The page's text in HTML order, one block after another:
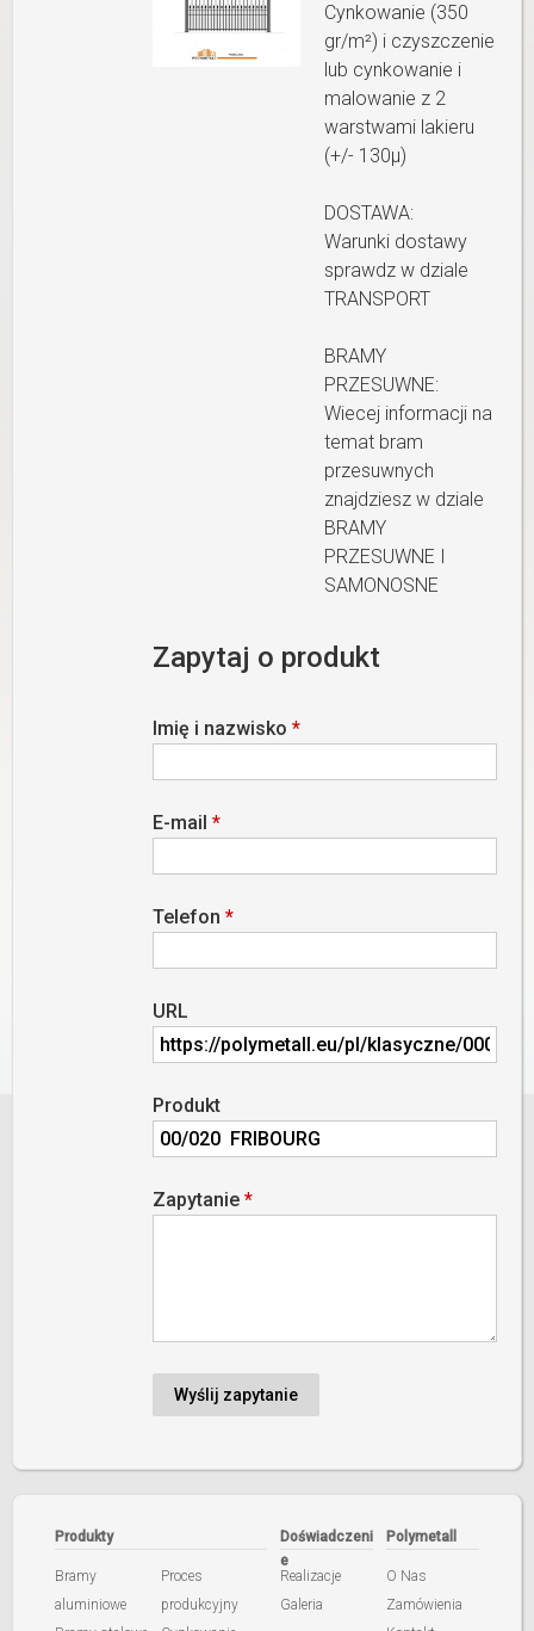
Cynkowanie (350
gr/m²) i czyszczenie
lub cynkowanie i
malowanie z 2
warstwami lakieru
(+/- 130µ)
DOSTAWA:
Warunki dostawy
sprawdz w dziale
TRANSPORT
BRAMY
PRZESUWNE:
Wiecej informacji na
temat bram
przesuwnych
znajdziesz w dziale
BRAMY
PRZESUWNE I
SAMONOSNE
Zapytaj o produkt
Imię i nazwisko *
E-mail *
Telefon *
URL
Produkt
Zapytanie *
Produkty
Bramy
aluminiowe
Proces
produkcyjny
Doświadczeni
e
Realizacje
Galeria
Polymetall
O Nas
Zamówienia